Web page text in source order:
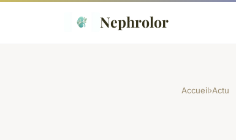
Nephrolor
Accueil›Actu